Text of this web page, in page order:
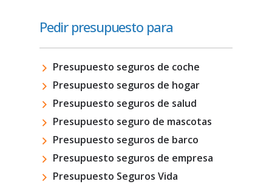
Pedir presupuesto para
Presupuesto seguros de coche
Presupuesto seguros de hogar
Presupuesto seguros de salud
Presupuesto seguro de mascotas
Presupuesto seguros de barco
Presupuesto seguros de empresa
Presupuesto Seguros Vida